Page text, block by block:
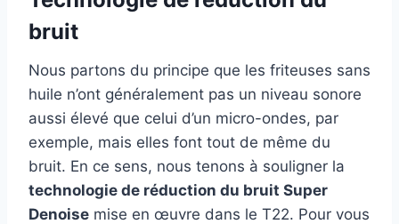
bruit
Nous partons du principe que les friteuses sans
huile n’ont généralement pas un niveau sonore
aussi élevé que celui d’un micro-ondes, par
exemple, mais elles font tout de même du
bruit. En ce sens, nous tenons à souligner la
technologie de réduction du bruit Super
Denoise mise en œuvre dans le T22. Pour vous